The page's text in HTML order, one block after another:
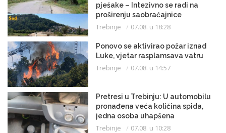
pješake – Intezivno se radi na
proširenju saobraćajnice
Trebinje 07.08. u 18:28
Ponovo se aktivirao požar iznad
Luke, vjetar rasplamsava vatru
Trebinje 07.08. u 14:57
Pretresi u Trebinju: U automobilu
pronađena veća količina spida,
jedna osoba uhapšena
Trebinje 07.08. u 10:28